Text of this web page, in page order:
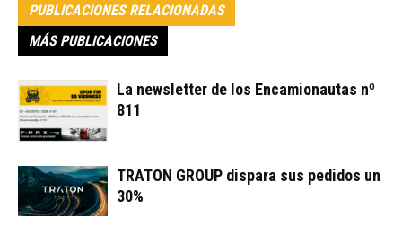
PUBLICACIONES RELACIONADAS
MÁS PUBLICACIONES
La newsletter de los Encamionautas nº
811
TRATON GROUP dispara sus pedidos un
30%